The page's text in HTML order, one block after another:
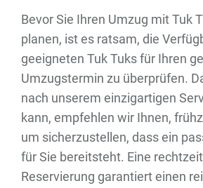
Bevor Sie Ihren Umzug mit Tuk
planen, ist es ratsam, die
geeigneten Tuk Tuks für Ihren
Umzugstermin zu überprüfen.
nach unserem einzigartigen
kann, empfehlen wir Ihnen,
um sicherzustellen, dass ein
für Sie bereitsteht. Eine
Reservierung garantiert einen